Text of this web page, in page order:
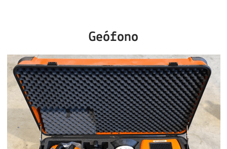
Geófono